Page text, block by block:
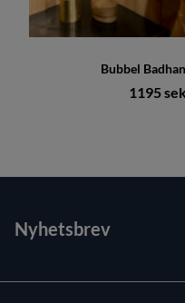
Bubbel
1195 sek
Nyhetsbrev